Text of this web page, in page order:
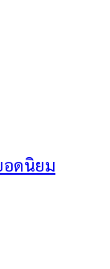
อดนิยม